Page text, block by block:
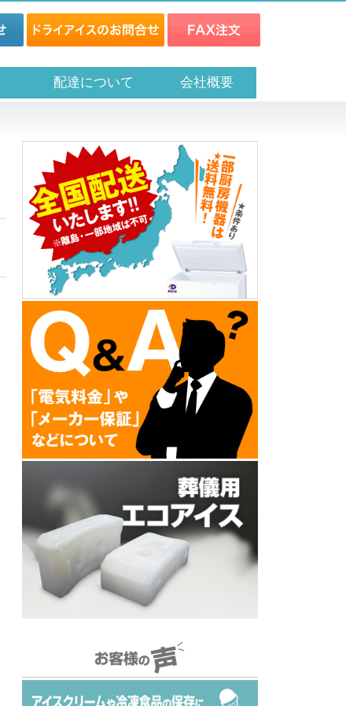
配達について 会社概要